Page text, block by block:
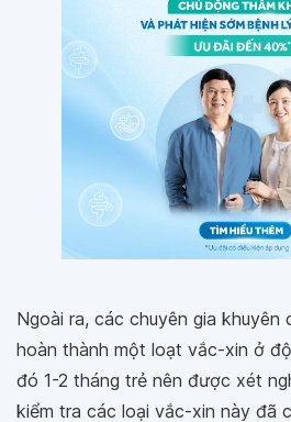
Ngoài ra, các chuyên gia khuyên
hoàn thành một loạt vắc-xin ở
đó 1-2 tháng trẻ nên được xét
kiểm tra các loại vắc-xin này đã